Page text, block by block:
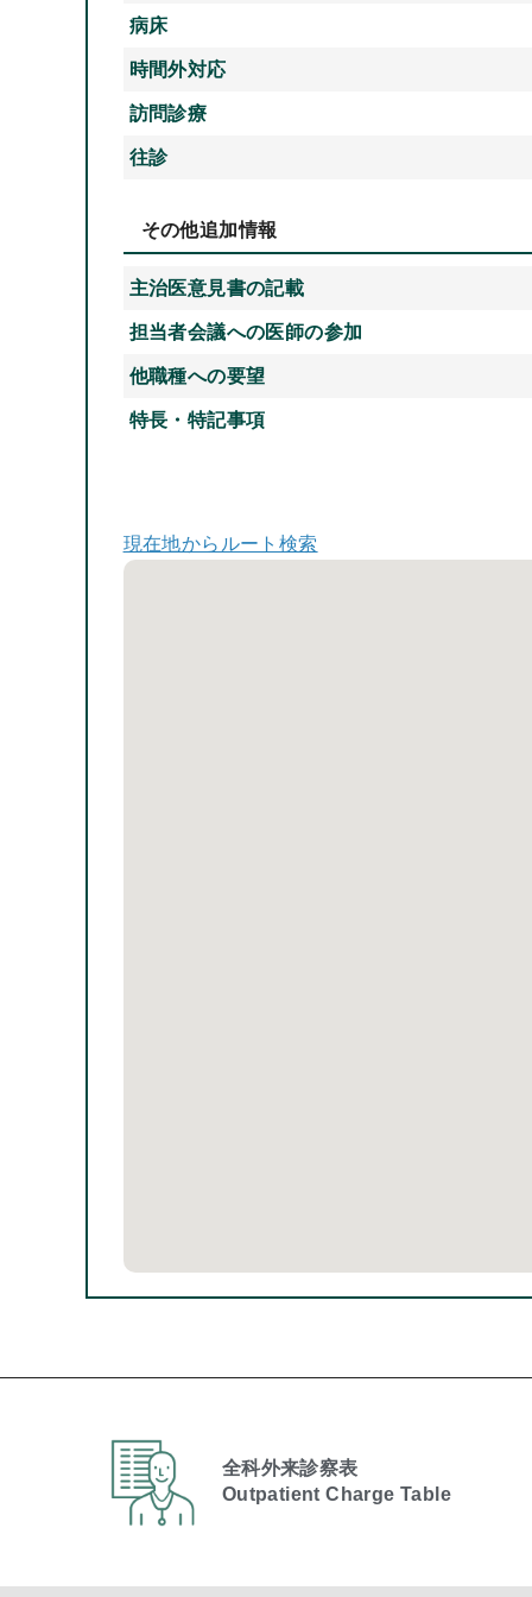
病床
時間外対応
訪問診療
往診
その他追加情報
主治医意見書の記載
担当者会議への医師の参加
他職種への要望
特長・特記事項
現在地からルート検索
全科外来診察表
Outpatient Charge Table​